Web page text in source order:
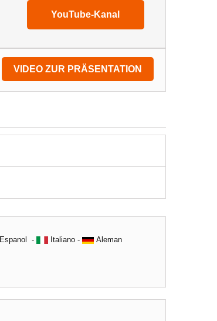
YouTube-Kanal
VIDEO ZUR PRÄSENTATION
Espanol - Italiano - Aleman